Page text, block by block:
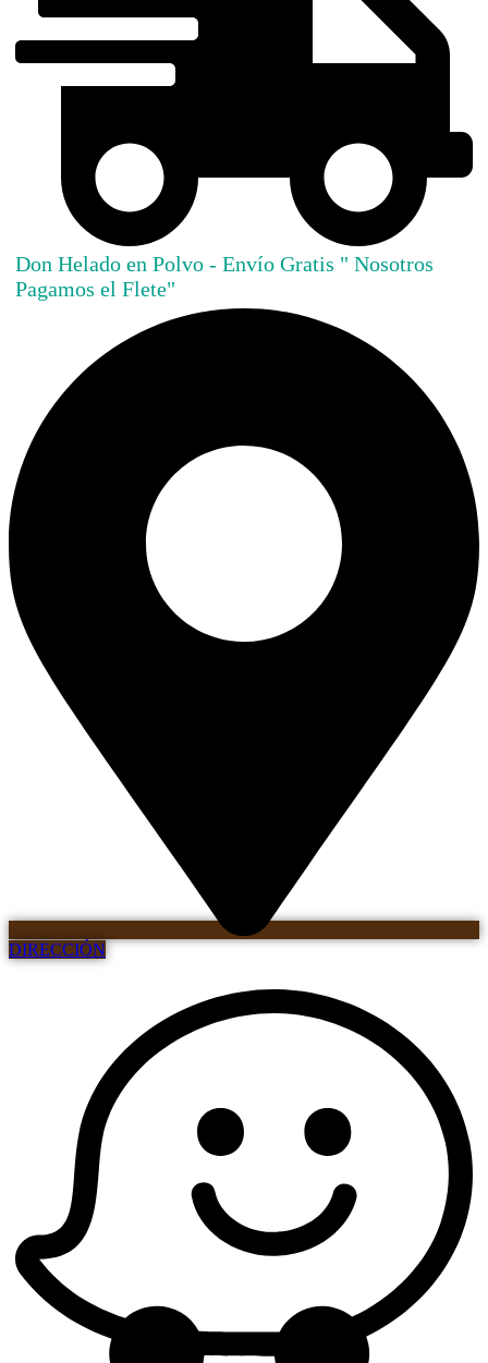
Don Helado en Polvo - Envío Gratis " Nosotros
Pagamos el Flete"
DIRECCIÓN